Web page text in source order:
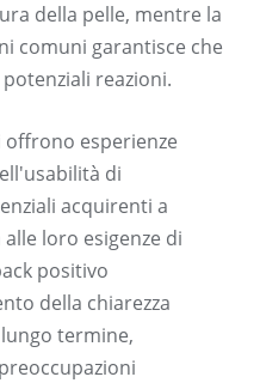
della pelle, mentre la
comuni garantisce che
reazioni.
offrono esperienze
di
acquirenti a
loro esigenze di
positivo
della chiarezza
termine,